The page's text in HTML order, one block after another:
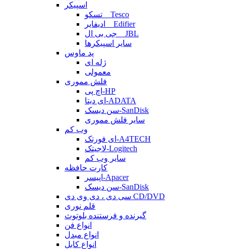
اسپیکر
تسکو _ Tesco
ادیفایر _ Edifier
جی بی ال _ JBL
سایر اسپیکرها
پد ماوس
ژله ای
معمولی
فلش مموری
اچ پی-HP
ای دیتا-ADATA
سن دیسک-SanDisk
سایر فلش مموری
وب کم
ای فورتک-A4TECH
لاجیتک-Logitech
سایر وب کم
کارت حافظه
اپیسر-Apacer
سن دیسک-SanDisk
سی دی ، دی وی دی CD/DVD
قلم نوری
گیرنده و فرستنده بلوتوث
انواع فن
انواع مبدل
انواع کابل